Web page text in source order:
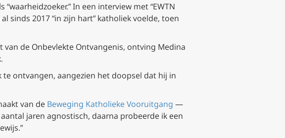
In een interview met “EWTN
sinds 2017 “in zijn hart” katholiek voelde, toen
van de Onbevlekte Ontvangenis, ontving Medina
ontvangen, aangezien het doopsel dat hij in
van de Beweging Katholieke Vooruitgang —
jaren agnostisch, daarna probeerde ik een